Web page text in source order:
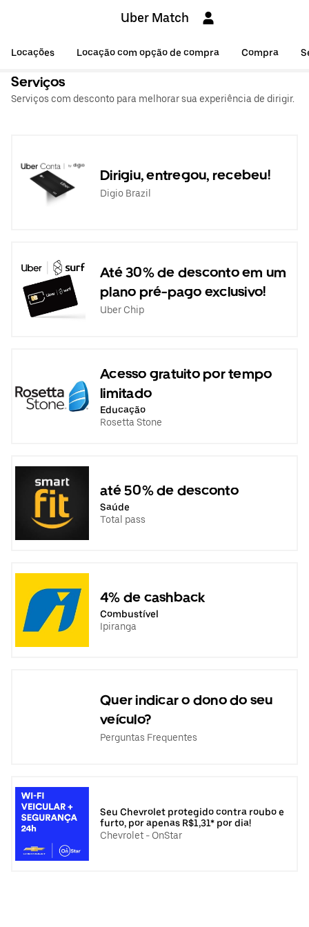
Uber Match
Locações Locação com opção de compra Compra
Serviços
Serviços com desconto para melhorar sua experiência de dirigir.
Dirigiu, entregou, recebeu!
Digio Brazil
Até 30% de desconto em um
plano pré-pago exclusivo!
Uber Chip
Acesso gratuito por tempo
limitado
Educação
Rosetta Stone
até 50% de desconto
Saúde
Total pass
4% de cashback
Combustível
Ipiranga
Quer indicar o dono do seu
veículo?
Perguntas Frequentes
Seu Chevrolet protegido contra roubo e
furto, por apenas R$1,31* por dia!
Chevrolet - OnStar